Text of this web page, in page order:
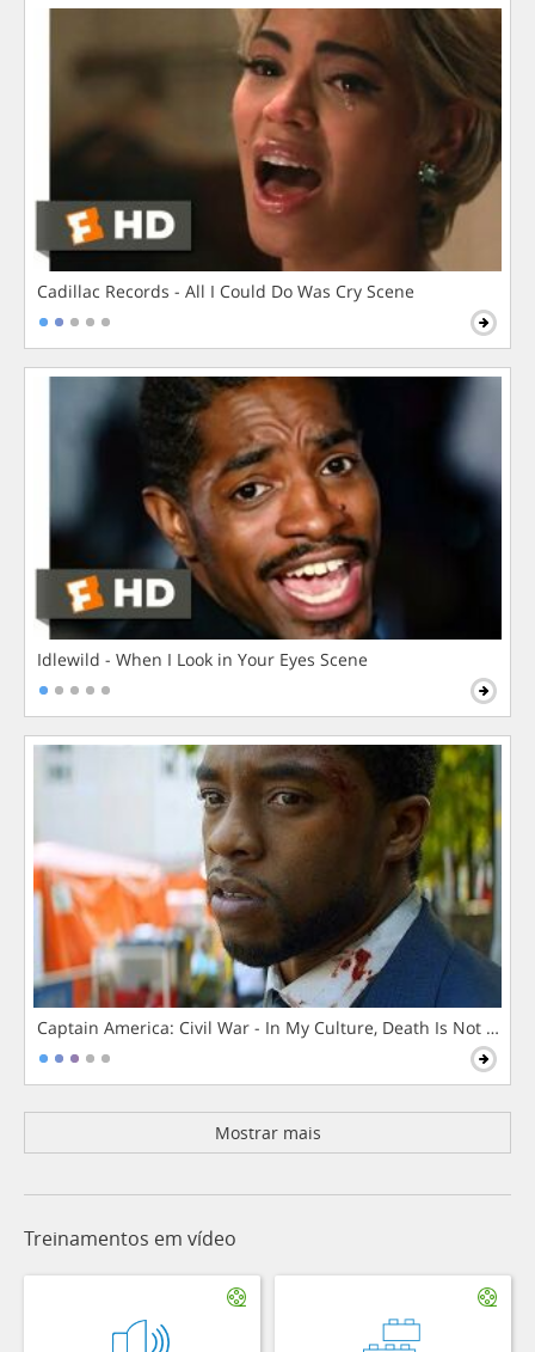
Cadillac Records - All I Could Do Was Cry Scene
Idlewild - When I Look in Your Eyes Scene
Captain America: Civil War - In My Culture, Death Is Not The
Mostrar mais
Treinamentos em vídeo